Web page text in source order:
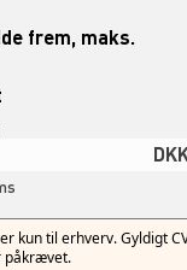
frem, maks.
kun til erhverv. Gyldigt
påkrævet.